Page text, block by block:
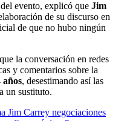
evento, explicó que Jim
de su discurso en
de que no hubo ningún
la conversación en redes
y comentarios sobre la
, desestimando así las
un sustituto.
Jim Carrey negociaciones